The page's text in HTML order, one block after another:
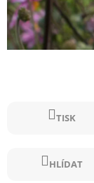
TISK
HLÍDAT